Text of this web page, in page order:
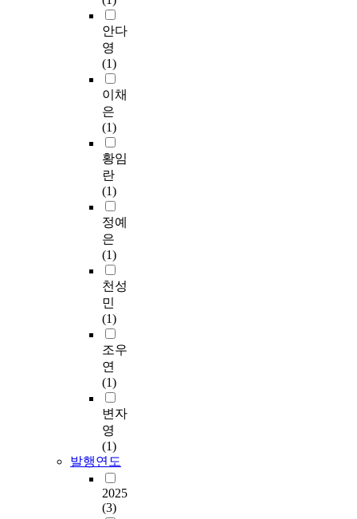
안다
영
(1)
이채
은
(1)
황임
란
(1)
정예
은
(1)
천성
민
(1)
조우
연
(1)
변자
영
(1)
발행연도
2025
(3)